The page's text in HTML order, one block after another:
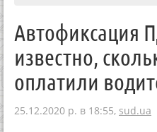
Автофиксация
известно,
оплатили
25.12.2020 р. в 18:55, sud.ua